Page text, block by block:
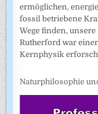
ermöglichen,
fossil betriebene
Wege finden,
Rutherford war
Kernphysik
Naturphilosophie